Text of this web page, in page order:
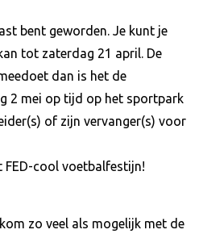
bent geworden. Je kunt je
tot zaterdag 21 april. De
dan is het de
2 mei op tijd op het sportpark
of zijn vervanger(s) voor
FED-cool voetbalfestijn!
zo veel als mogelijk met de